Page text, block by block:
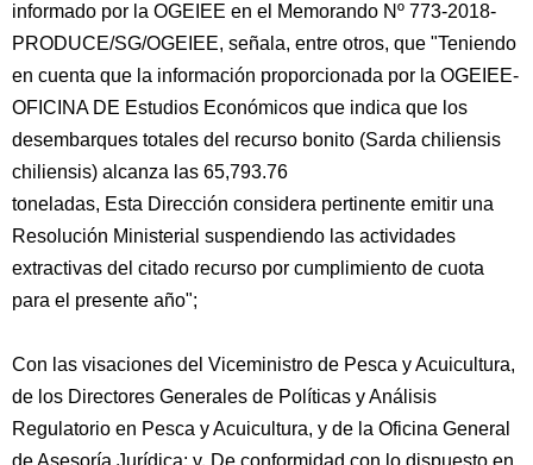
informado por la OGEIEE en el Memorando Nº 773-2018-
PRODUCE/SG/OGEIEE, señala, entre otros, que "Teniendo
en cuenta que la información proporcionada por la OGEIEE-
OFICINA DE Estudios Económicos que indica que los
desembarques totales del recurso bonito (Sarda chiliensis
chiliensis) alcanza las 65,793.76
toneladas, Esta Dirección considera pertinente emitir una
Resolución Ministerial suspendiendo las actividades
extractivas del citado recurso por cumplimiento de cuota
para el presente año";
Con las visaciones del Viceministro de Pesca y Acuicultura,
de los Directores Generales de Políticas y Análisis
Regulatorio en Pesca y Acuicultura, y de la Oficina General
de Asesoría Jurídica; y, De conformidad con lo dispuesto en